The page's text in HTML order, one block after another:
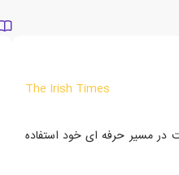
The Irish Times
در مسیر حرفه ای خود استفاده